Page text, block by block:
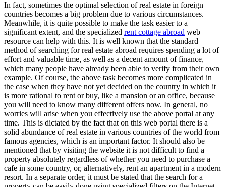
In fact, sometimes the optimal selection of real estate in foreign
countries becomes a big problem due to various circumstances.
Meanwhile, it is quite possible to make the task easier to a
significant extent, and the specialized rent cottage abroad web
resource can help with this. It is well known that the standard
method of searching for real estate abroad requires spending a lot of
effort and valuable time, as well as a decent amount of finance,
which many people have already been able to verify from their own
example. Of course, the above task becomes more complicated in
the case when they have not yet decided on the country in which it
is more rational to rent or buy, like a mansion or an office, because
you will need to know many different offers now. In general, no
worries will arise when you effectively use the above portal at any
time. This is dictated by the fact that on this web portal there is a
solid abundance of real estate in various countries of the world from
famous agencies, which is an important factor. It should also be
mentioned that by visiting the website it is not difficult to find a
property absolutely regardless of whether you need to purchase a
cafe in some country, or, alternatively, rent an apartment in a modern
resort. In a separate order, it must be stated that the search for a